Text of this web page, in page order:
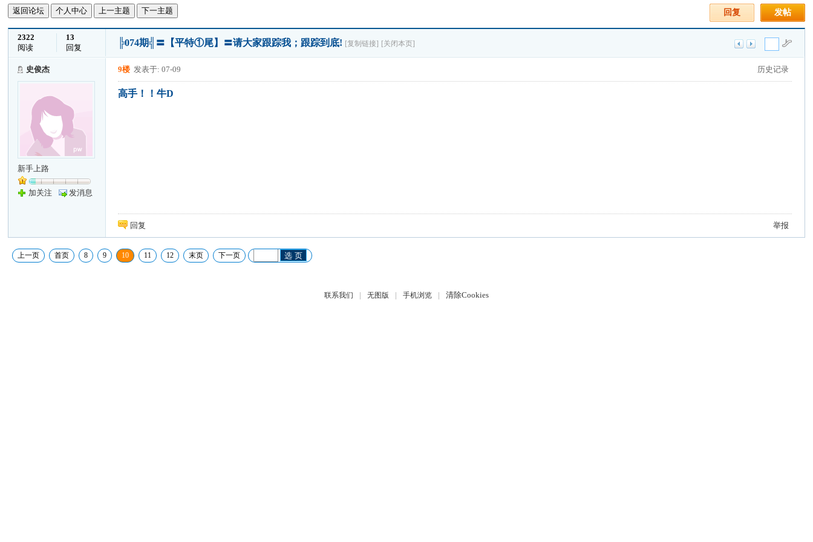
返回论坛 个人中心 上一主题 下一主题 发帖
回复
2322
阅读
13
回复
╠074期╣〓【平特①尾】〓请大家跟踪我；跟踪到底! [复制链接] [关闭本页]
史俊杰
新手上路
加关注 发消息
历史记录
9楼 发表于: 07-09
高手！！牛D
回复 举报
上一页 首页 8 9 10 11 12 末页 下一页 选 页
联系我们 | 无图版 | 手机浏览 | 清除Cookies